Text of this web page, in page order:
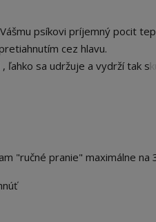
psíkovi príjemný pocit
cez hlavu.
, ľahko sa udržuje a vydrží tak
"ručné pranie" maximálne na